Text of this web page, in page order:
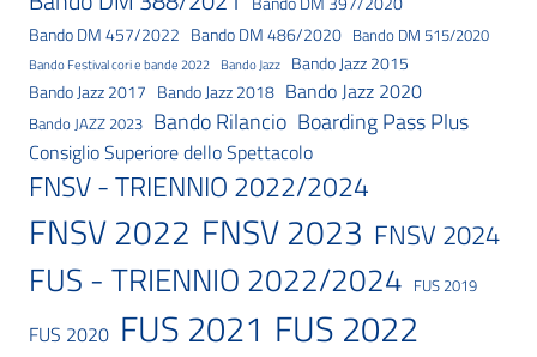
Bando DM 457/2022 Bando DM 486/2020 Bando DM 515/2020
Bando Festival cori e bande 2022 Bando Jazz
Bando Jazz 2015
Bando Jazz 2017 Bando Jazz 2018 Bando Jazz 2020
Bando JAZZ 2023 Bando Rilancio Boarding Pass Plus
Consiglio Superiore dello Spettacolo
FNSV - TRIENNIO 2022/2024
FNSV 2022 FNSV 2023 FNSV 2024
FUS - TRIENNIO 2022/2024 FUS 2019
FUS 2020 FUS 2021 FUS 2022